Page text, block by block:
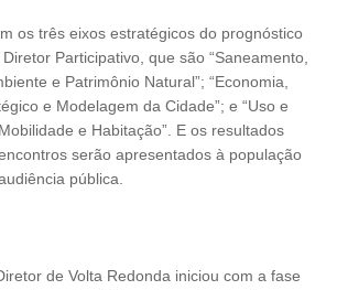
os três eixos estratégicos do prognóstico
Participativo, que são “Saneamento,
e Patrimônio Natural”; “Economia,
e Modelagem da Cidade”; e “Uso e
e Habitação”. E os resultados
serão apresentados à população
pública.
de Volta Redonda iniciou com a fase